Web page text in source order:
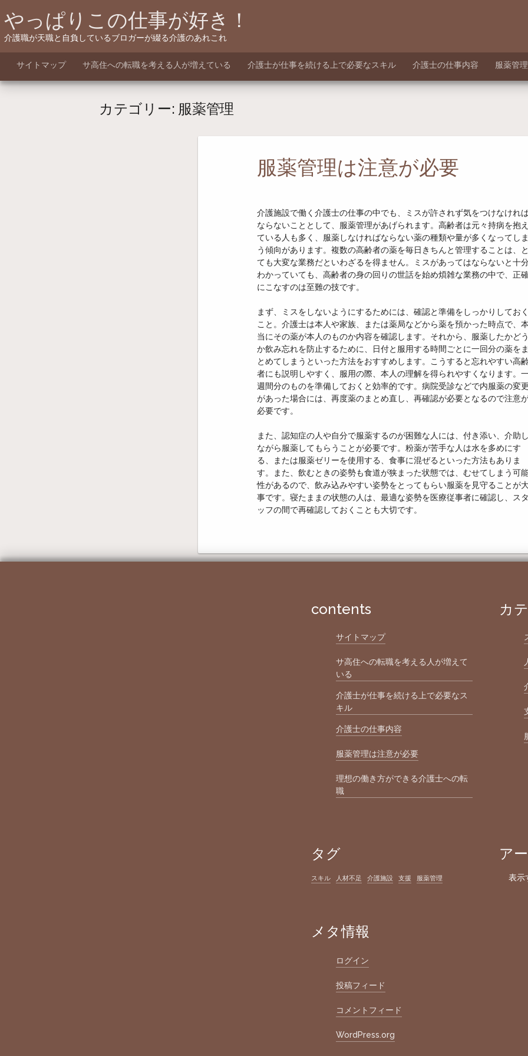
to
content
やっぱりこの仕事が好き！
介護職が天職と自負しているブロガーが綴る介護のあれこれ
サイトマップ サ高住への転職を考える人が増えている 介護士が仕事を続ける上で必要なスキル 介護士の仕事内容 服薬管
カテゴリー: 服薬管理
服薬管理は注意が必要
介護施設で働く介護士の仕事の中でも、ミスが許されず気をつけなけれ
ならないこととして、服薬管理があげられます。高齢者は元々持病を抱え
ている人も多く、服薬しなければならない薬の種類や量が多くなってしま
う傾向があります。複数の高齢者の薬を毎日きちんと管理することは、と
ても大変な業務だといわざるを得ません。ミスがあってはならないと十
わかっていても、高齢者の身の回りの世話を始め煩雑な業務の中で、正
にこなすのは至難の技です。
まず、ミスをしないようにするためには、確認と準備をしっかりしておく
こと。介護士は本人や家族、または薬局などから薬を預かった時点で、本
当にその薬が本人のものか内容を確認します。それから、服薬したかどう
か飲み忘れを防止するために、日付と服用する時間ごとに一回分の薬をま
とめてしまうといった方法をおすすめします。こうすると忘れやすい高齢
者にも説明しやすく、服用の際、本人の理解を得られやすくなります。
週間分のものを準備しておくと効率的です。病院受診などで内服薬の変更
があった場合には、再度薬のまとめ直し、再確認が必要となるので注意
必要です。
また、認知症の人や自分で服薬するのが困難な人には、付き添い、介助し
ながら服薬してもらうことが必要です。粉薬が苦手な人は水を多めにす
る、または服薬ゼリーを使用する、食事に混ぜるといった方法もありま
す。また、飲むときの姿勢も食道が狭まった状態では、むせてしまう可
性があるので、飲み込みやすい姿勢をとってもらい服薬を見守ることが
事です。寝たままの状態の人は、最適な姿勢を医療従事者に確認し、スタ
ッフの間で再確認しておくことも大切です。
contents
サイトマップ
サ高住への転職を考える人が増えて
いる
介護士が仕事を続ける上で必要なス
キル
介護士の仕事内容
服薬管理は注意が必要
理想の働き方ができる介護士への転
職
カ
タグ
スキル 人材不足 介護施設 支援 服薬管理
ア
表示
メタ情報
ログイン
投稿フィード
コメントフィード
WordPress.org